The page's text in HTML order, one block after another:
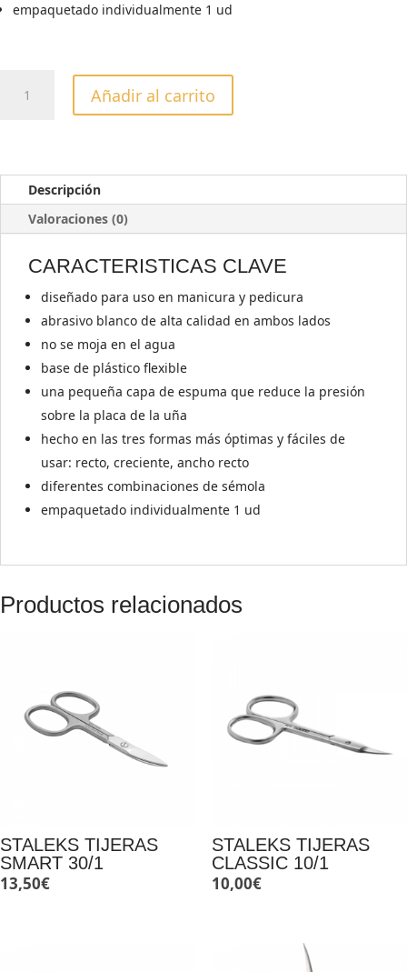
empaquetado individualmente 1 ud
MINERAL
cantidad
Añadir al carrito
Descripción
Valoraciones (0)
CARACTERISTICAS CLAVE
diseñado para uso en manicura y pedicura
abrasivo blanco de alta calidad en ambos lados
no se moja en el agua
base de plástico flexible
una pequeña capa de espuma que reduce la presión
sobre la placa de la uña
hecho en las tres formas más óptimas y fáciles de
usar: recto, creciente, ancho recto
diferentes combinaciones de sémola
empaquetado individualmente 1 ud
Productos relacionados
STALEKS TIJERAS
SMART 30/1
13,50€
STALEKS TIJERAS
CLASSIC 10/1
10,00€